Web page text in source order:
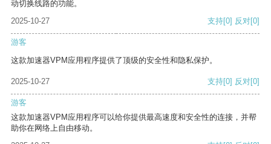
动切换线路的功能。
2025-10-27
支持[0] 反对[0]
游客
这款加速器VPM应用程序提供了顶级的安全性和隐私保护。
2025-10-27 支持[0] 反对[0]
游客
这款加速器VPM应用程序可以给你提供最高速度和安全性的连接，并帮
助你在网络上自由移动。